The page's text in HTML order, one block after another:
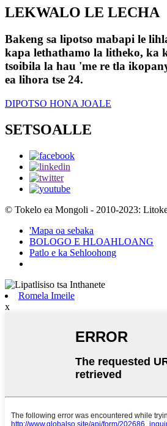
LEKWALO LE LECHA
Bakeng sa lipotso mabapi le
kapa lethathamo la litheko, ka
tsoibila la hau 'me re tla
ea lihora tse 24.
DIPOTSO HONA JOALE
SETSOALLE
© Tokelo ea Mongoli - 2010-2023:
'Mapa oa sebaka
BOLOGO E HLOAHLOANG
Patlo e ka Sehloohong
Romela Imeile
x